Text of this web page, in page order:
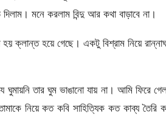
মনে করলাম বিন্দু আর কথা বাড়াবে না।
ক্লান্ত হয়ে গেছে। একটু বিশ্রাম নিয়ে
তার ঘুম ভাঙানো যায় না। আমি ফিরে
নিয়ে কত কবি সাহিত্যিক কত কাব্য তৈরি